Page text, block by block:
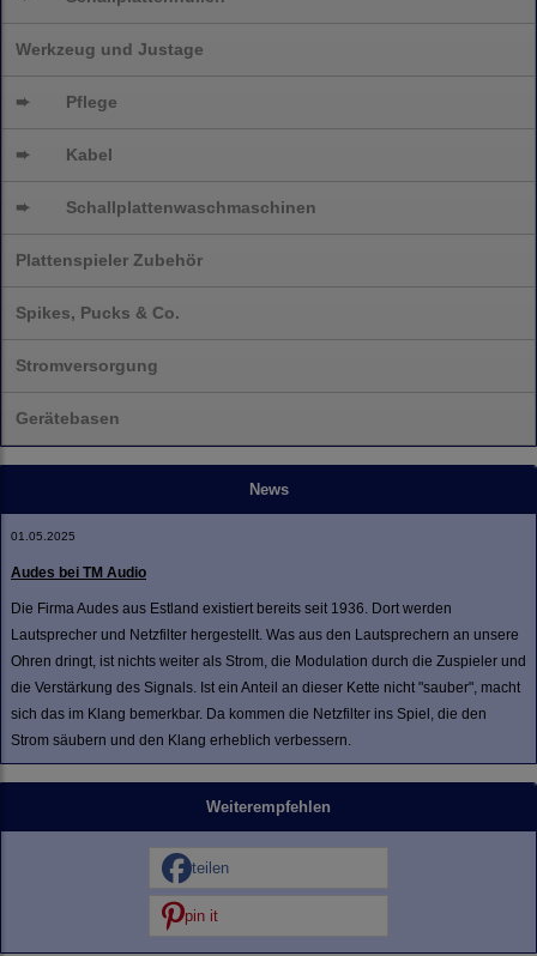
Werkzeug und Justage
➨ Pflege
➨ Kabel
➨ Schallplattenwaschmaschinen
Plattenspieler Zubehör
Spikes, Pucks & Co.
Stromversorgung
Gerätebasen
News
01.05.2025
Audes bei TM Audio
Die Firma Audes aus Estland existiert bereits seit 1936. Dort werden
Lautsprecher und Netzfilter hergestellt. Was aus den Lautsprechern an unsere
Ohren dringt, ist nichts weiter als Strom, die Modulation durch die Zuspieler und
die Verstärkung des Signals. Ist ein Anteil an dieser Kette nicht "sauber", macht
sich das im Klang bemerkbar. Da kommen die Netzfilter ins Spiel, die den
Strom säubern und den Klang erheblich verbessern.
Weiterempfehlen
teilen
pin it